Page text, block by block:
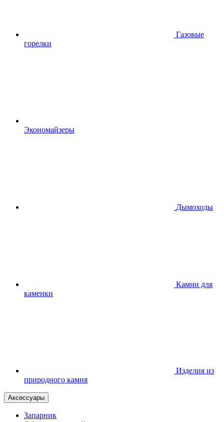
Газовые
горелки
Экономайзеры
Дымоходы
Камни для
каменки
Изделия из
природного камня
Аксессуары
Запарник